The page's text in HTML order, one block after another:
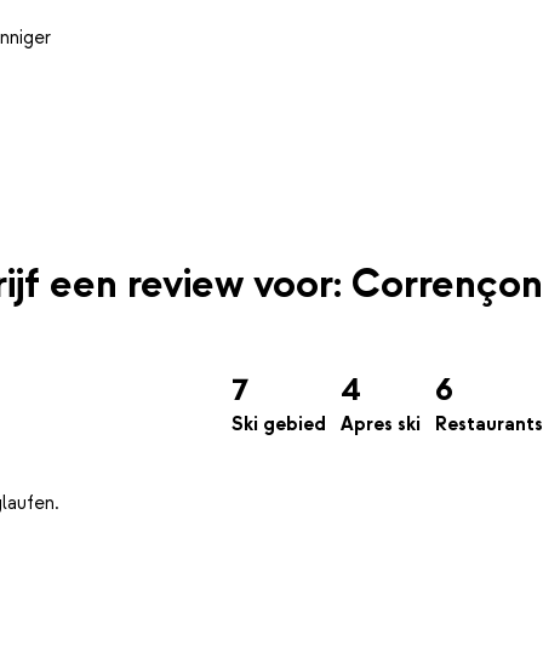
een review voor: Corrençon
7
Ski gebied
4
Apres ski
6
Restaurants